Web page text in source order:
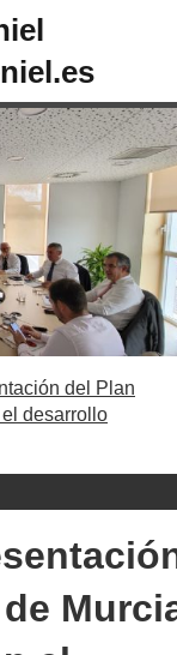
del Plan
desarrollo